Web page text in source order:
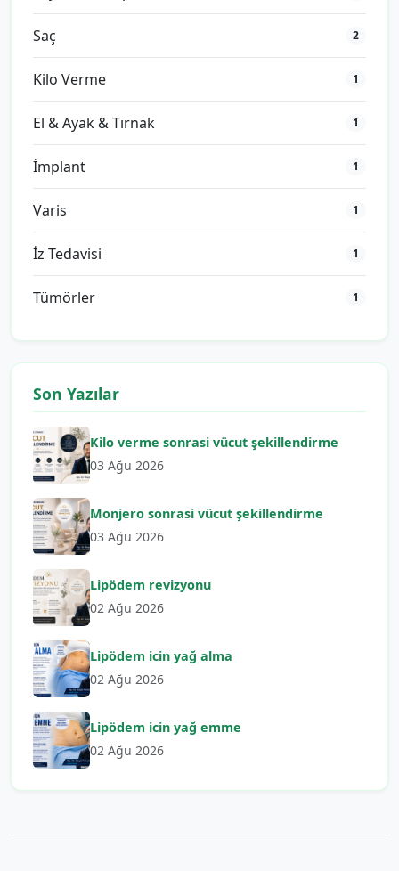
Saç 2
Kilo Verme 1
El & Ayak & Tırnak 1
İmplant 1
Varis 1
İz Tedavisi 1
Tümörler 1
Son Yazılar
Kilo verme sonrasi vücut şekillendirme
03 Ağu 2026
Monjero sonrasi vücut şekillendirme
03 Ağu 2026
Lipödem revizyonu
02 Ağu 2026
Lipödem icin yağ alma
02 Ağu 2026
Lipödem icin yağ emme
02 Ağu 2026